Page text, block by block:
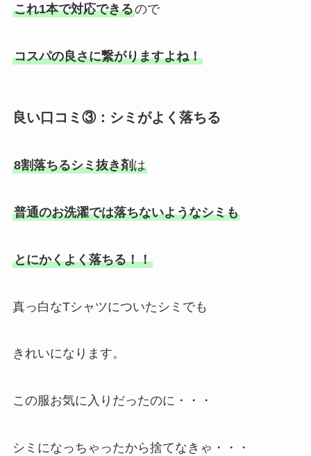
これ1本で対応できるので
コスパの良さに繋がりますよね！
良い口コミ③：シミがよく落ちる
8割落ちるシミ抜き剤は
普通のお洗濯では落ちないようなシミも
とにかくよく落ちる！！
真っ白なTシャツについたシミでも
きれいになります。
この服お気に入りだったのに・・・
シミになっちゃったから捨てなきゃ・・・